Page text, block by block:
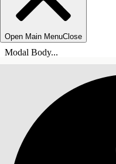
Open Main MenuClose
Modal Body...
目錄